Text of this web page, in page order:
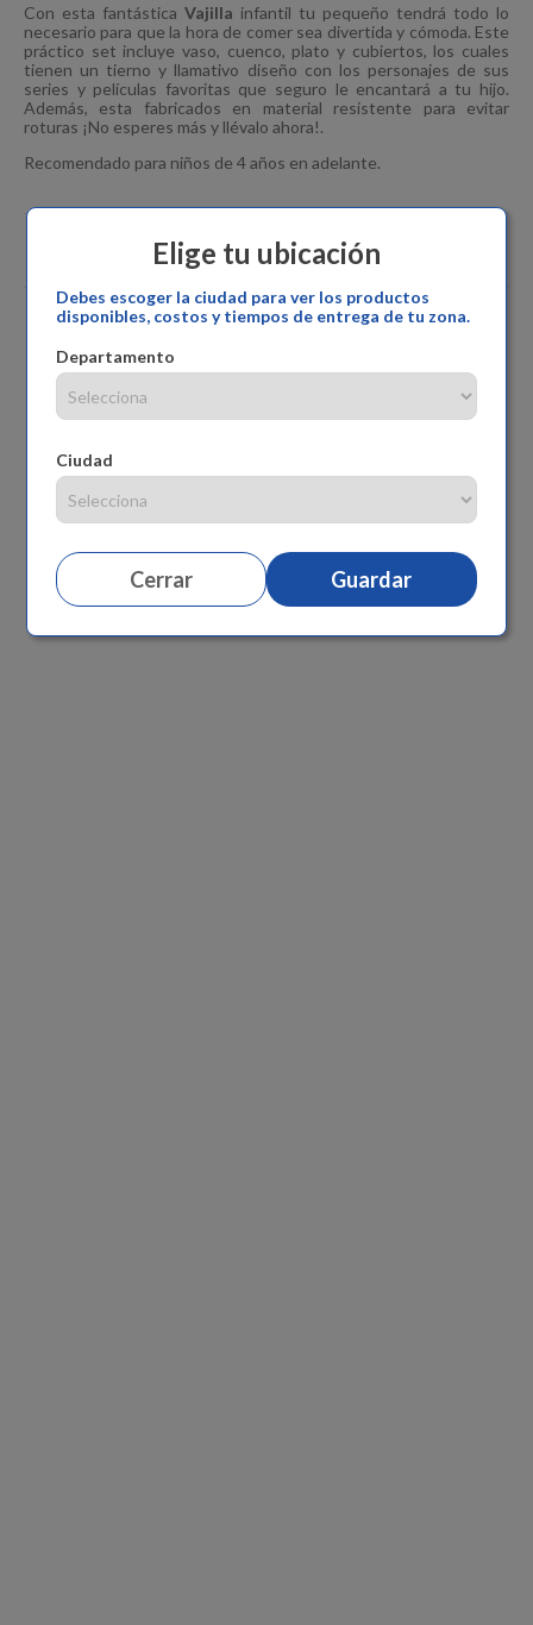
Elige tu ubicación
Debes escoger la ciudad para ver los productos
disponibles, costos y tiempos de entrega de tu zona.
Departamento
Ciudad
Cerrar Guardar
Con esta fantástica Vajilla infantil tu pequeño tendrá todo lo
necesario para que la hora de comer sea divertida y cómoda. Este
práctico set incluye vaso, cuenco, plato y cubiertos, los cuales
tienen un tierno y llamativo diseño con los personajes de sus
series y películas favoritas que seguro le encantará a tu hijo.
Además, esta fabricados en material resistente para evitar
roturas ¡No esperes más y llévalo ahora!.
Recomendado para niños de 4 años en adelante.
Comentarios